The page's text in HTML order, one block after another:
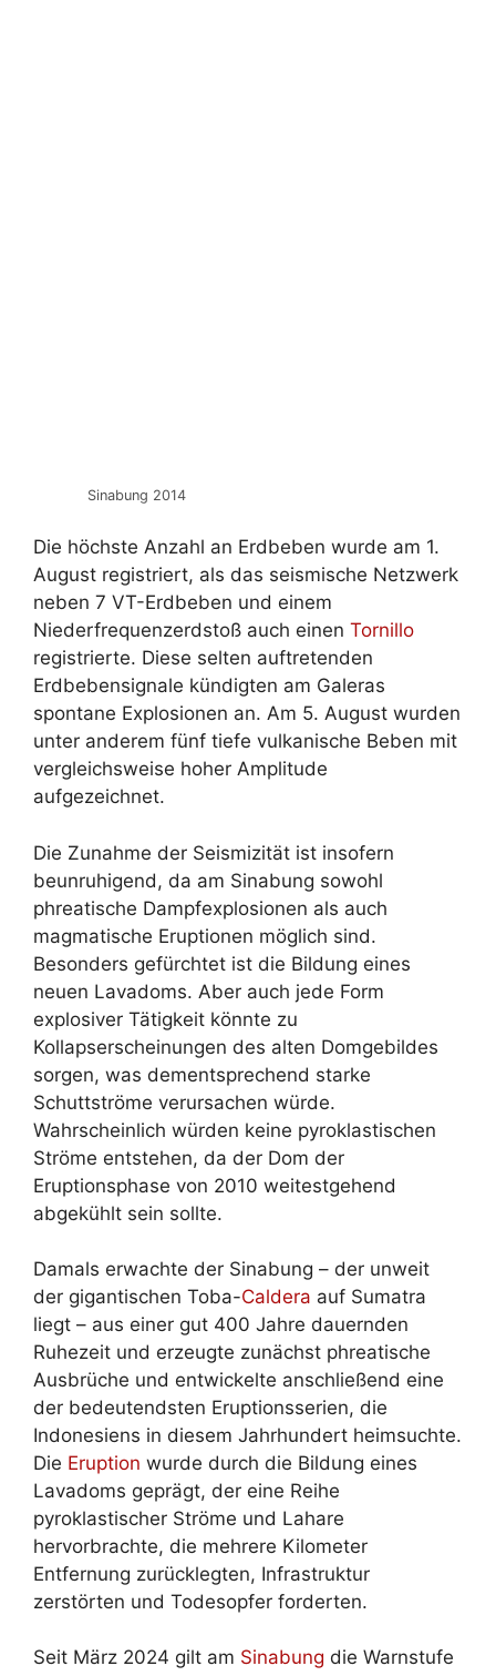
Sinabung 2014
Die höchste Anzahl an Erdbeben wurde am 1.
August registriert, als das seismische Netzwerk
neben 7 VT-Erdbeben und einem
Niederfrequenzerdstoß auch einen Tornillo
registrierte. Diese selten auftretenden
Erdbebensignale kündigten am Galeras
spontane Explosionen an. Am 5. August wurden
unter anderem fünf tiefe vulkanische Beben mit
vergleichsweise hoher Amplitude
aufgezeichnet.
Die Zunahme der Seismizität ist insofern
beunruhigend, da am Sinabung sowohl
phreatische Dampfexplosionen als auch
magmatische Eruptionen möglich sind.
Besonders gefürchtet ist die Bildung eines
neuen Lavadoms. Aber auch jede Form
explosiver Tätigkeit könnte zu
Kollapserscheinungen des alten Domgebildes
sorgen, was dementsprechend starke
Schuttströme verursachen würde.
Wahrscheinlich würden keine pyroklastischen
Ströme entstehen, da der Dom der
Eruptionsphase von 2010 weitestgehend
abgekühlt sein sollte.
Damals erwachte der Sinabung – der unweit
der gigantischen Toba-Caldera auf Sumatra
liegt – aus einer gut 400 Jahre dauernden
Ruhezeit und erzeugte zunächst phreatische
Ausbrüche und entwickelte anschließend eine
der bedeutendsten Eruptionsserien, die
Indonesiens in diesem Jahrhundert heimsuchte.
Die Eruption wurde durch die Bildung eines
Lavadoms geprägt, der eine Reihe
pyroklastischer Ströme und Lahare
hervorbrachte, die mehrere Kilometer
Entfernung zurücklegten, Infrastruktur
zerstörten und Todesopfer forderten.
Seit März 2024 gilt am Sinabung die Warnstufe